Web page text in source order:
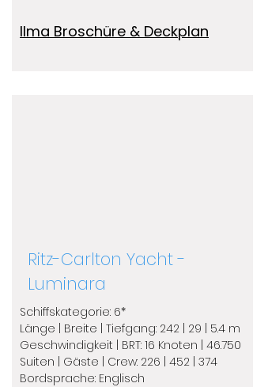
Ilma Broschüre & Deckplan
Ritz-Carlton Yacht -
Luminara
Schiffskategorie: 6*
Länge | Breite | Tiefgang: 242 | 29 | 5.4 m
Geschwindigkeit | BRT: 16 Knoten | 46.750
​Suiten | Gäste | Crew: 226 | 452 | 374
​Bordsprache: Englisch